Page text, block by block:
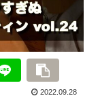
2022.09.28